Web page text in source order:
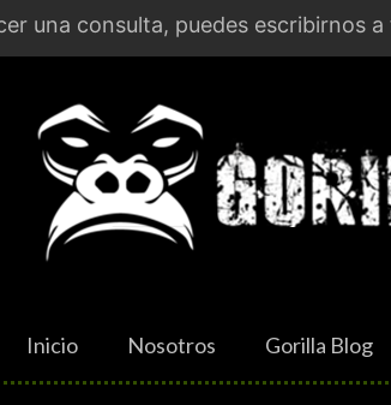
una consulta, puedes escribirnos
Inicio Nosotros Gorilla Blog